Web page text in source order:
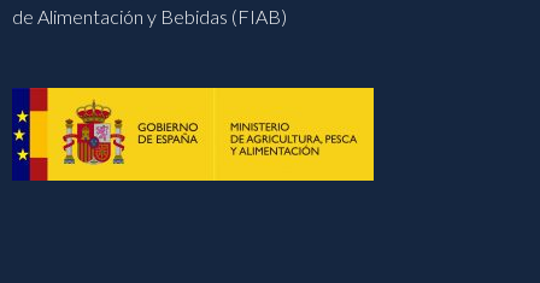
de Alimentación y Bebidas (FIAB)